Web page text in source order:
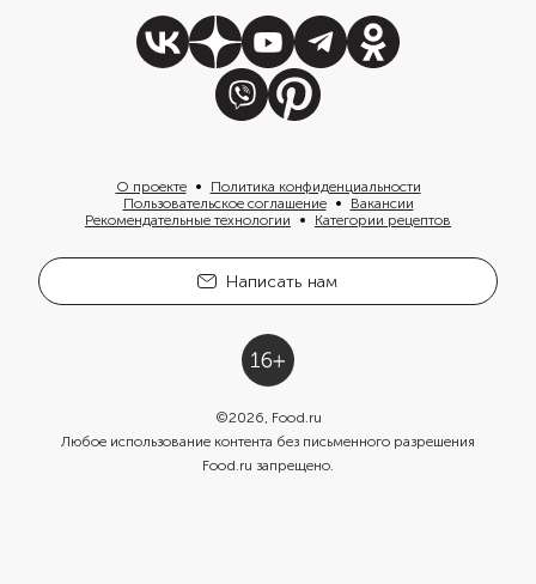
О проекте
Политика конфиденциальности
Пользовательское соглашение
Вакансии
Рекомендательные технологии
Категории рецептов
Написать нам
©2026, Food.ru
Любое использование контента без письменного разрешения
Food.ru запрещено.